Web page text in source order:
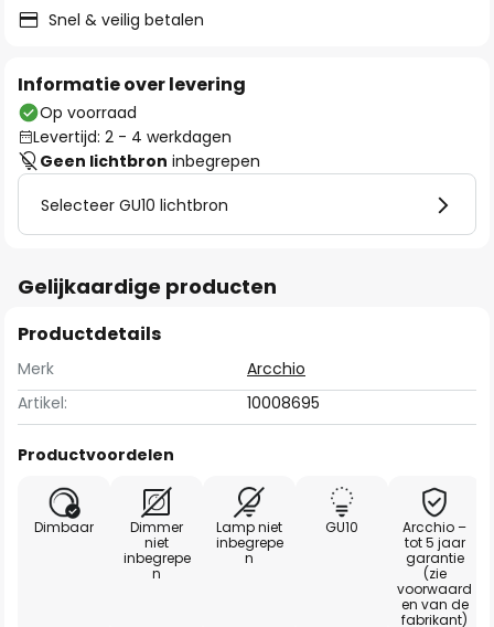
Snel & veilig betalen
Informatie over levering
Op voorraad
Levertijd: 2 - 4 werkdagen
Geen lichtbron inbegrepen
Selecteer GU10 lichtbron
Gelijkaardige producten
Productdetails
Merk
Arcchio
Artikel:
10008695
Productvoordelen
Dimbaar
Dimmer
niet
inbegrepe
n
Lamp niet
inbegrepe
n
GU10
Arcchio –
tot 5 jaar
garantie
(zie
voorwaard
en van de
fabrikant)